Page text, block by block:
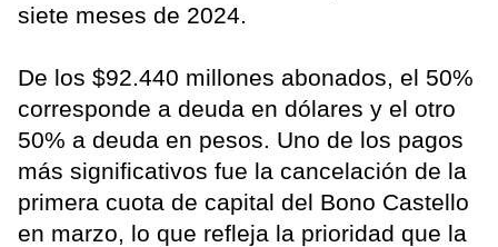
siete meses de 2024.
De los $92.440 millones abonados, el 50%
corresponde a deuda en dólares y el otro
50% a deuda en pesos. Uno de los pagos
más significativos fue la cancelación de la
primera cuota de capital del Bono Castello
en marzo, lo que refleja la prioridad que la